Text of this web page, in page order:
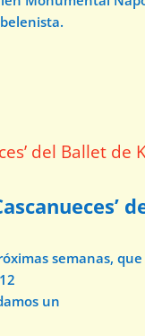
semanas,
un